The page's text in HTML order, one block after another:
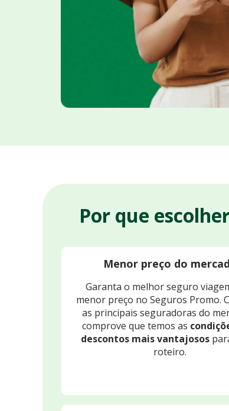
Por que
Menor preço do
Garanta o melhor seguro
menor preço no Seguros Promo.
as principais seguradoras do
comprove que temos as
descontos mais vantajosos
roteiro.